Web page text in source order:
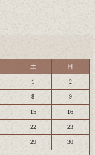
土 日
1 2
8 9
15 16
22 23
29 30